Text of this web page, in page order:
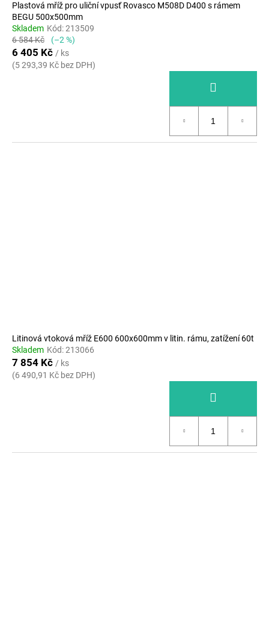
Plastová mříž pro uliční vpusť Rovasco M508D D400 s rámem
BEGU 500x500mm
Skladem Kód:213509
6 584 Kč
(–2 %)
6 405 Kč / ks
(5 293,39 Kč bez DPH)
Litinová vtoková mříž E600 600x600mm v litin. rámu, zatížení 60t
Skladem Kód:213066
7 854 Kč / ks
(6 490,91 Kč bez DPH)